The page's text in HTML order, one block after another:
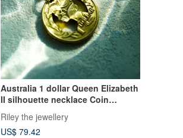
Australia 1 dollar Queen Elizabeth
II silhouette necklace Coin
Transformation
Riley the jewellery
US$ 79.42